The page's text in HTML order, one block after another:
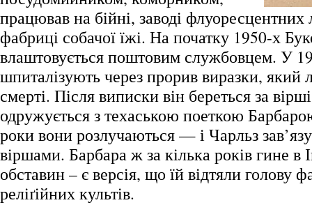
працював на бійні, заводі флуоресцентних
фабриці собачої їжі. На початку 1950-х
влаштовується поштовим службовцем. У
шпиталізують через прорив виразки, який
смерті. Після виписки він береться за
одружується з техаською поеткою
роки вони розлучаються — і Чарльз
віршами. Барбара ж за кілька років гине в
обставин – є версія, що їй відтяли голову
реліґійних культів.